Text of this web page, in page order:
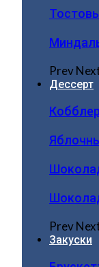
Prev
Дессерт
Prev
Закуски